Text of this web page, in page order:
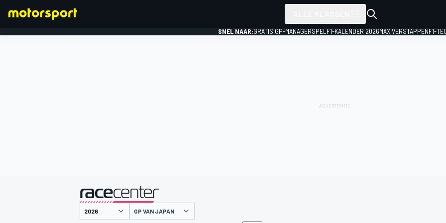
SNEL NAAR:GRATIS GP-MANAGERSPEL F1-KALENDER 2026MAX VERSTAPPENF1-
gepresenteerd door
GP VAN JAPAN